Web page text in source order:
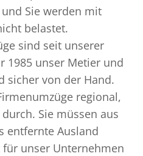
Sie werden mit
belastet.
sind seit unserer
1985 unser Metier und
sicher von der Hand.
regional,
Sie müssen aus
entfernte Ausland
für unser Unternehmen